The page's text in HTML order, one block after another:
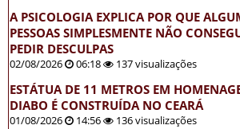
A PSICOLOGIA EXPLICA POR QUE
PESSOAS SIMPLESMENTE NÃO
PEDIR DESCULPAS
02/08/2026 06:18 137 visualizações
ESTÁTUA DE 11 METROS EM
DIABO É CONSTRUÍDA NO CEARÁ
01/08/2026 14:56 136 visualizações